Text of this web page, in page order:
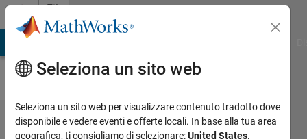
Vai al contenuto
File
Exchange
Modified
Seleziona un sito web
Seleziona un sito web per visualizzare contenuto tradotto dove
disponibile e vedere eventi e offerte locali. In base alla tua area
geografica, ti consigliamo di selezionare:United States.